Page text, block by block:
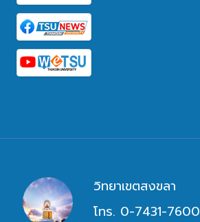
วิทยาเขตสงขลา
โทร. 0-7431-7600